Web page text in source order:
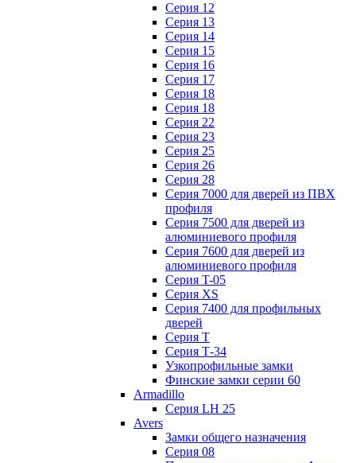
Серия 12
Серия 13
Серия 14
Серия 15
Серия 16
Серия 17
Серия 18
Серия 18
Серия 22
Серия 23
Серия 25
Серия 26
Серия 28
Серия 7000 для дверей из ПВХ
профиля
Серия 7500 для дверей из
алюминиевого профиля
Серия 7600 для дверей из
алюминиевого профиля
Серия T-05
Серия XS
Серия 7400 для профильных
дверей
Серия Т
Серия Т-34
Узкопрофильные замки
Финские замки серии 60
Armadillo
Серия LH 25
Avers
Замки общего назначения
Серия 08